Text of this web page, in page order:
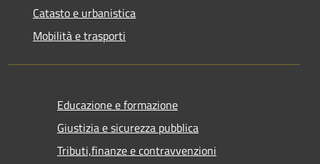
Catasto e urbanistica
Mobilità e trasporti
Educazione e formazione
Giustizia e sicurezza pubblica
Tributi,finanze e contravvenzioni